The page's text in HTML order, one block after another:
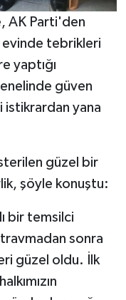
AK Parti'den
evinde tebrikleri
yaptığı
güven
yana
güzel bir
şöyle konuştu:
bir temsilci
sonra
güzel oldu. İlk